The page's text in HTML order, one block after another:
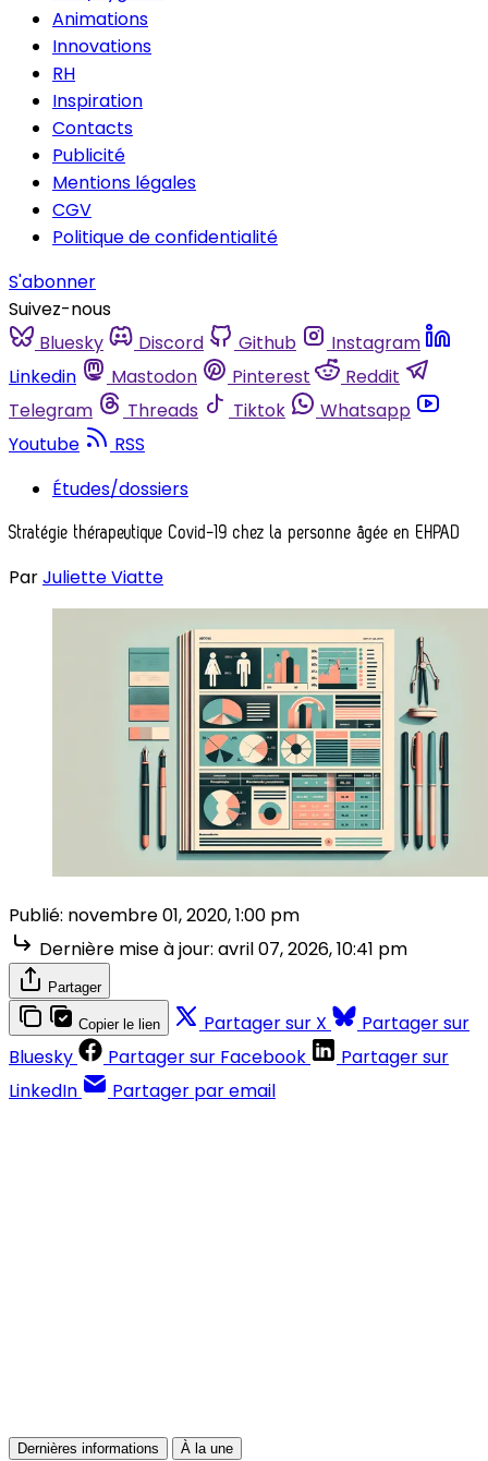
Animations
Innovations
RH
Inspiration
Contacts
Publicité
Mentions légales
CGV
Politique de confidentialité
S'abonner
Suivez-nous
Bluesky
Discord Github
Instagram
Linkedin
Mastodon Pinterest
Reddit
Telegram
Threads Tiktok
Whatsapp
Youtube
RSS
Études/dossiers
Stratégie thérapeutique Covid-19 chez la personne âgée en EHPAD
ParJuliette Viatte
Publié: novembre 01, 2020, 1:00 pm
Dernière mise à jour: avril 07, 2026, 10:41 pm
Partager
Copier le lien Partager sur X
Partager sur
Bluesky
Partager sur Facebook
Partager sur
LinkedIn
Partager par email
Dernières informations À la une